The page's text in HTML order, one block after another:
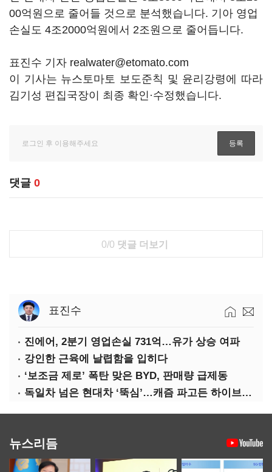
00억원으로 줄어들 것으로 분석했습니다. 기아 영업
손실도 4조2000억원에서 2조원으로 줄어듭니다.
표진수 기자 realwater@etomato.com
이 기사는 뉴스토마토 보도준칙 및 윤리강령에 따라
김기성 편집국장이 최종 확인·수정했습니다.
댓글 0
0/0 댓글 더보기
표진수
진에어, 2분기 영업손실 731억…유가 상승 여파
강인한 근육에 날렵함을 입히다
‘보조금 제로’ 폭탄 맞은 BYD, 판매량 급제동
독일차 넘은 현대차 ‘뚝심’…캐즘 파고든 하이브리드 역전극
뉴스리듬